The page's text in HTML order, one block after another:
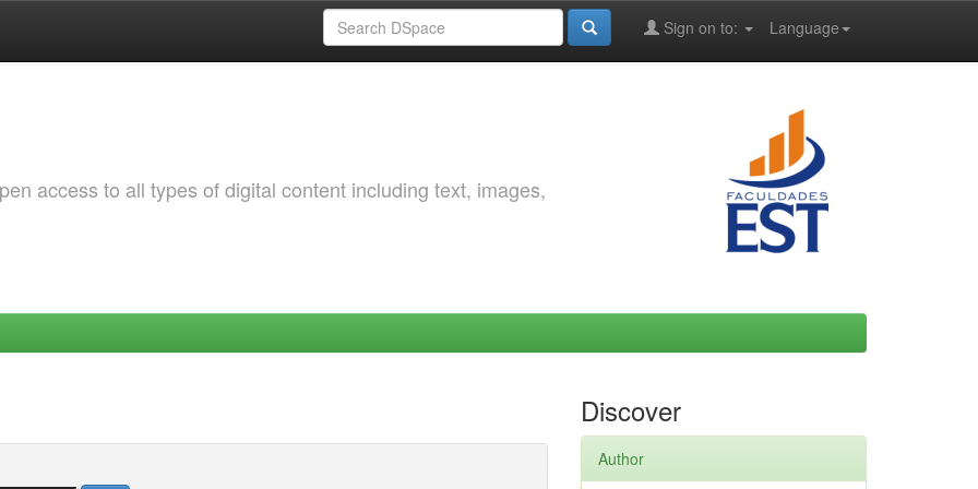
Language
Sign on to:
access to all types of digital content including text, images,
Discover
Author